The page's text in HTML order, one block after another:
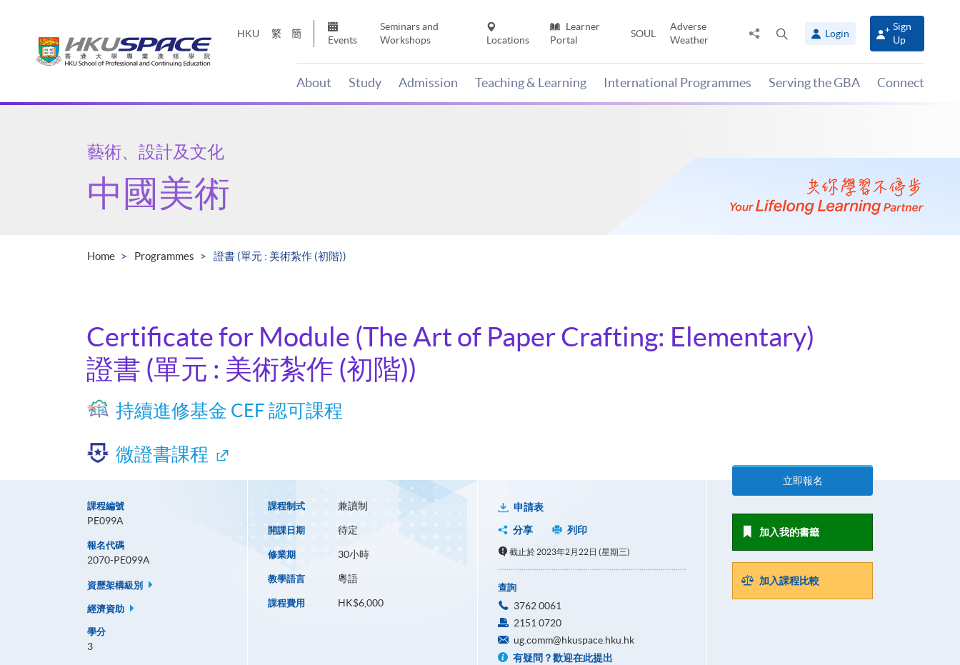
HKU 繁 簡
Events
Seminars and
Workshops
Locations
Learner
Portal
SOUL
Adverse
Weather
Share
panel
Login
Sign
Up
About Study Admission Teaching & Learning International Programmes Serving the GBA Connect
Main
藝術、設計及文化
中國美術
Home Programmes 證書 (單元 : 美術紮作 (初階))
Certificate for Module (The Art of Paper Crafting: Elementary)
證書 (單元 : 美術紮作 (初階))
持續進修基金 CEF 認可課程
微證書課程
課程編號
PE099A
報名代碼
2070-PE099A
資歷架構級別
經濟資助
學分
3
課程制式 兼讀制
開課日期 待定
修業期 30小時
教學語言 粵語
課程費用 HK$6,000
申請表
分享
列印
截止於 2023年2月22日 (星期三)
查詢
3762 0061
2151 0720
ug.comm@hkuspace.hku.hk
有疑問？歡迎在此提出
立即報名
加入我的書籤
加入課程比較